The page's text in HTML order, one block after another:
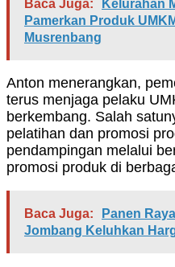
Baca Juga:
Kelurahan
Pamerkan Produk
Musrenbang
Anton menerangkan,
terus menjaga pelaku
berkembang. Salah
pelatihan dan promosi
pendampingan melalui
promosi produk di
Baca Juga:
Panen
Jombang Keluhkan